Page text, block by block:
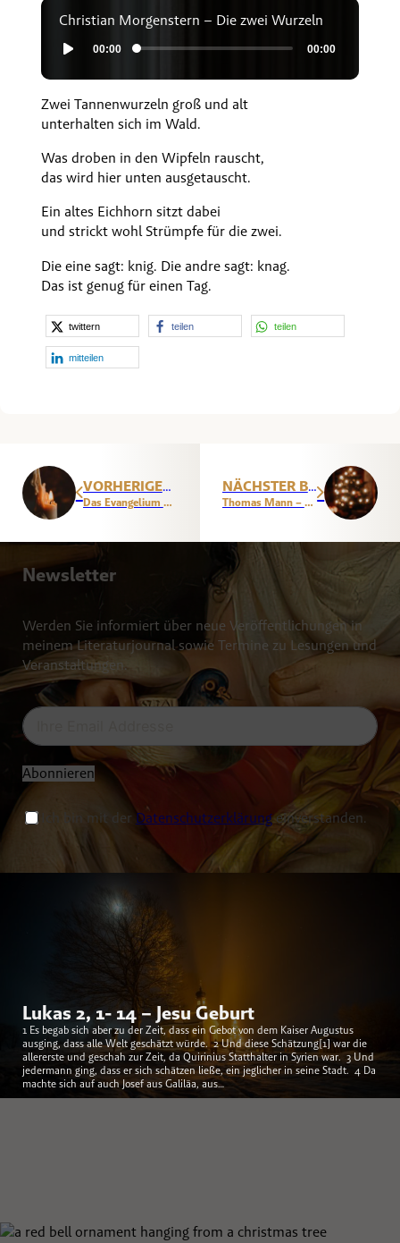
Christian Morgenstern – Die zwei Wurzeln
Audio-
Player00:00 00:00
Zwei Tannenwurzeln groß und alt
unterhalten sich im Wald.
Was droben in den Wipfeln rauscht,
das wird hier unten ausgetauscht.
Ein altes Eichhorn sitzt dabei
und strickt wohl Strümpfe für die zwei.
Die eine sagt: knig. Die andre sagt: knag.
Das ist genug für einen Tag.
twittern teilen teilen
mitteilen
VORHERIGER BEITRAG
Das Evangelium nach Johannes – Kapitel 1
NÄCHSTER BEITRAG
Thomas Mann – Weihnachten bei den Buddenbrooks: Die Bescherung
Newsletter
Werden Sie informiert über neue Veröffentlichungen in
meinem Literaturjournal sowie Termine zu Lesungen und
Veranstaltungen.
Abonnieren
Ich bin mit der Datenschutzerklärungeinverstanden.
Lukas 2, 1- 14 – Jesu Geburt
1 Es begab sich aber zu der Zeit, dass ein Gebot von dem Kaiser Augustus
ausging, dass alle Welt geschätzt würde. 2 Und diese Schätzung[1] war die
allererste und geschah zur Zeit, da Quirinius Statthalter in Syrien war. 3 Und
jedermann ging, dass er sich schätzen ließe, ein jeglicher in seine Stadt. 4 Da
machte sich auf auch Josef aus Galiläa, aus…